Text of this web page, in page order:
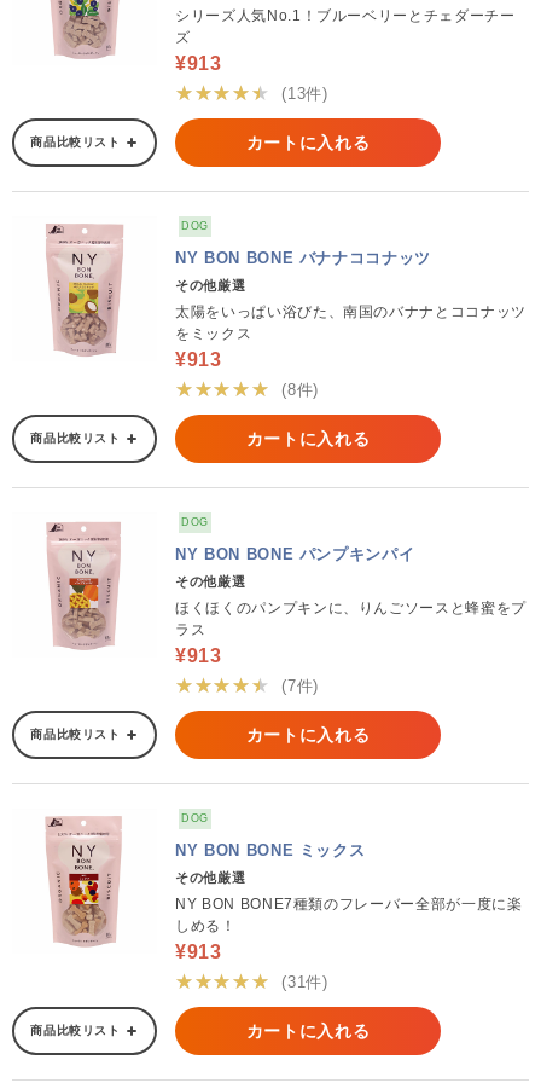
シリーズ人気No.1！ブルーベリーとチェダーチー
ズ
¥913
★★★★★
(13件)
商品比較リスト カートに入れる
DOG
NY BON BONE バナナココナッツ
その他厳選
太陽をいっぱい浴びた、南国のバナナとココナッツ
をミックス
¥913
★★★★★
(8件)
商品比較リスト カートに入れる
DOG
NY BON BONE パンプキンパイ
その他厳選
ほくほくのパンプキンに、りんごソースと蜂蜜をプ
ラス
¥913
★★★★★
(7件)
商品比較リスト カートに入れる
DOG
NY BON BONE ミックス
その他厳選
NY BON BONE7種類のフレーバー全部が一度に楽
しめる！
¥913
★★★★★
(31件)
商品比較リスト カートに入れる